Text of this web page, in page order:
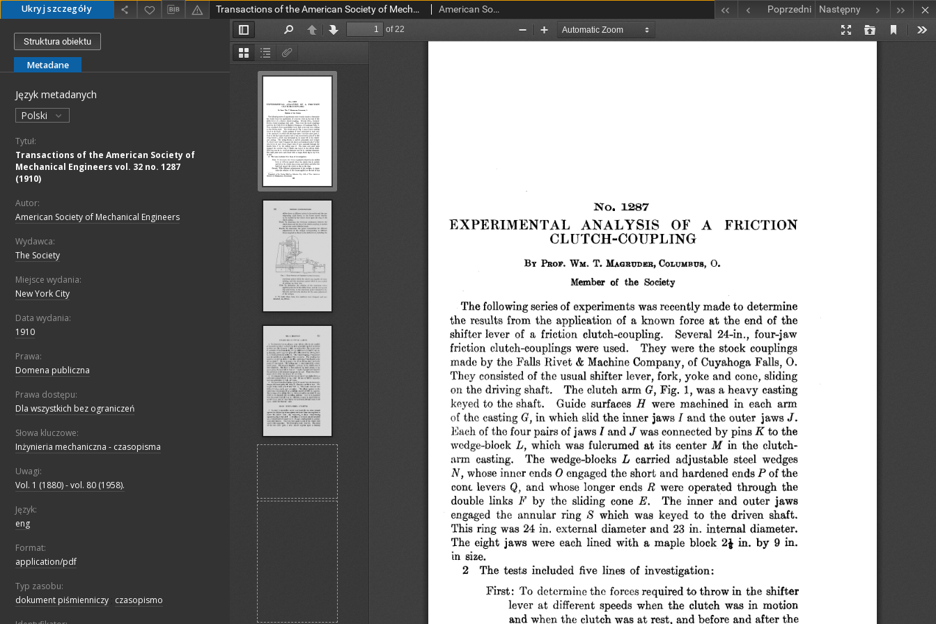
Ukryj szczegóły Transactions of the American Society of Mechanical Engineers vol. 32 no. 1287 (1910) American Society of Mechanical Engineers Poprzedni Następny
Struktura obiektu
Metadane
Język metadanych
Polski
Tytuł:
Transactions of the American Society of
Mechanical Engineers vol. 32 no. 1287
(1910)
Autor:
American Society of Mechanical Engineers
Wydawca:
The Society
Miejsce wydania:
New York City
Data wydania:
1910
Prawa:
Domena publiczna
Prawa dostępu:
Dla wszystkich bez ograniczeń
Słowa kluczowe:
Inżynieria mechaniczna - czasopisma
Uwagi:
Vol. 1 (1880) - vol. 80 (1958).
Język:
eng
Format:
application/pdf
Typ zasobu:
dokument piśmienniczy czasopismo